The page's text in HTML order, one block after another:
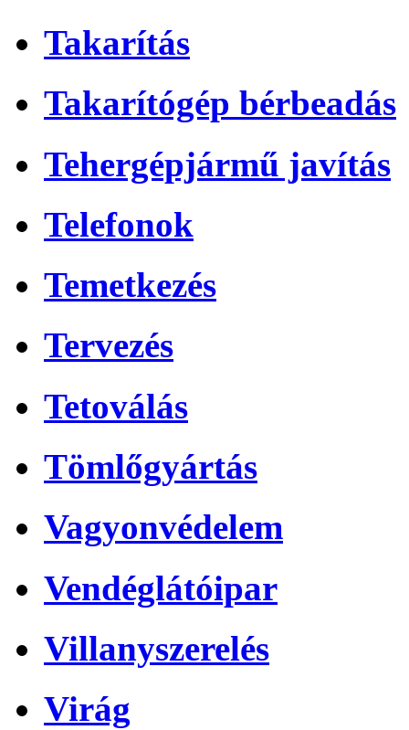
Takarítás
Takarítógép bérbeadás
Tehergépjármű javítás
Telefonok
Temetkezés
Tervezés
Tetoválás
Tömlőgyártás
Vagyonvédelem
Vendéglátóipar
Villanyszerelés
Virág